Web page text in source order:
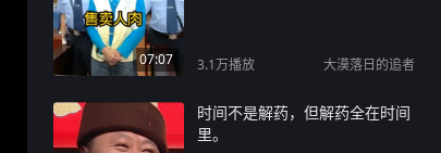
07:07 3.1万播放 大漠落日的追者
时间不是解药，但解药全在时间
里。